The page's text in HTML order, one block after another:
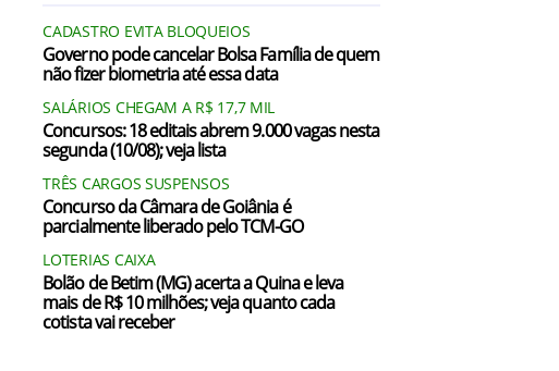
CADASTRO EVITA BLOQUEIOS
Governo pode cancelar Bolsa Família de quem
não fizer biometria até essa data
SALÁRIOS CHEGAM A R$ 17,7 MIL
Concursos: 18 editais abrem 9.000 vagas nesta
segunda (10/08); veja lista
TRÊS CARGOS SUSPENSOS
Concurso da Câmara de Goiânia é
parcialmente liberado pelo TCM-GO
LOTERIAS CAIXA
Bolão de Betim (MG) acerta a Quina e leva
mais de R$ 10 milhões; veja quanto cada
cotista vai receber